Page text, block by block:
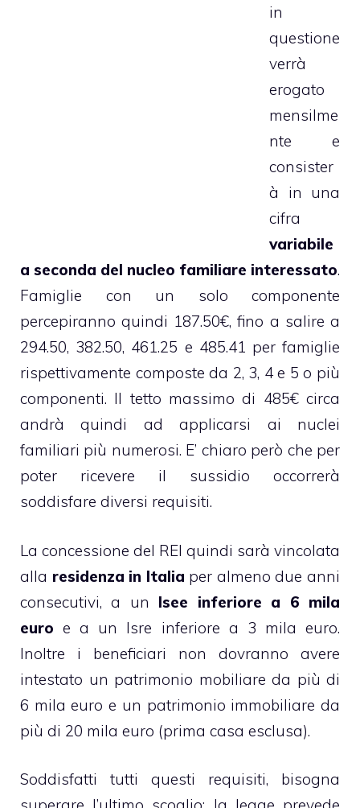
in
questione
verrà
erogato
mensilme
nte e
consister
à in una
cifra
variabile
a seconda del nucleo familiare interessato.
Famiglie con un solo componente
percepiranno quindi 187.50€, fino a salire a
294.50, 382.50, 461.25 e 485.41 per famiglie
rispettivamente composte da 2, 3, 4 e 5 o più
componenti. Il tetto massimo di 485€ circa
andrà quindi ad applicarsi ai nuclei
familiari più numerosi. E’ chiaro però che per
poter ricevere il sussidio occorrerà
soddisfare diversi requisiti.
La concessione del REI quindi sarà vincolata
alla residenza in Italia per almeno due anni
consecutivi, a un Isee inferiore a 6 mila
euro e a un Isre inferiore a 3 mila euro.
Inoltre i beneficiari non dovranno avere
intestato un patrimonio mobiliare da più di
6 mila euro e un patrimonio immobiliare da
più di 20 mila euro (prima casa esclusa).
Soddisfatti tutti questi requisiti, bisogna